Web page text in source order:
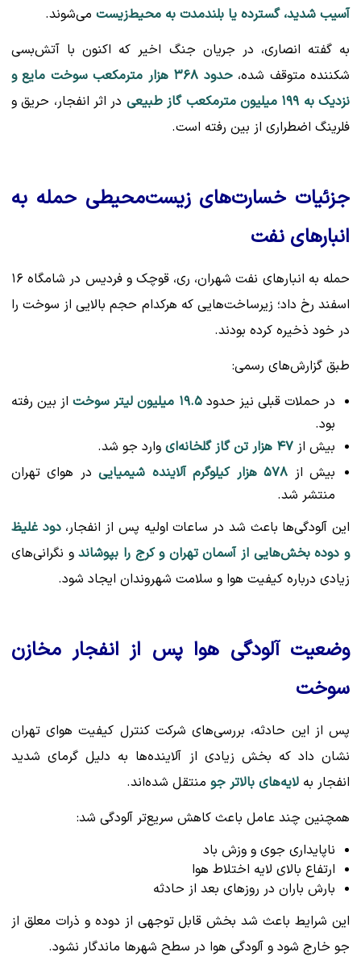
آسیب شدید، گسترده یا بلندمدت به محیط‌زیست می‌شوند.
به گفته انصاری، در جریان جنگ اخیر که اکنون با آتش‌بسی
شکننده متوقف شده،
حدود ۳۶۸ هزار مترمکعب سوخت مایع و
نزدیک به ۱۹۹ میلیون مترمکعب گاز طبیعی
در اثر انفجار، حریق و
فلرینگ اضطراری از بین رفته است.
جزئیات خسارت‌های زیست‌محیطی حمله به
انبارهای نفت
حمله به انبارهای نفت شهران، ری، قوچک و فردیس در شامگاه ۱۶
اسفند رخ داد؛ زیرساخت‌هایی که هرکدام حجم بالایی از سوخت را
در خود ذخیره کرده بودند.
طبق گزارش‌های رسمی:
در حملات قبلی نیز حدود۱۹.۵ میلیون لیتر سوخت
از بین رفته
بود.
بیش از ۴۷ هزار تن گاز گلخانه‌ای
وارد جو شد.
بیش از ۵۷۸ هزار کیلوگرم آلاینده شیمیایی
در هوای تهران
منتشر شد.
این آلودگی‌ها باعث شد در ساعات اولیه پس از انفجار،دود غلیظ
و دوده بخش‌هایی از آسمان تهران و کرج را بپوشاندو نگرانی‌های
زیادی درباره کیفیت هوا و سلامت شهروندان ایجاد شود.
وضعیت آلودگی هوا پس از انفجار مخازن
سوخت
پس از این حادثه، بررسی‌های شرکت کنترل کیفیت هوای تهران
نشان داد که بخش زیادی از آلاینده‌ها به دلیل گرمای شدید
انفجار به لایه‌های بالاتر جو منتقل شده‌اند.
همچنین چند عامل باعث کاهش سریع‌تر آلودگی شد:
ناپایداری جوی و وزش باد
ارتفاع بالای لایه اختلاط هوا
بارش باران در روزهای بعد از حادثه
این شرایط باعث شد بخش قابل توجهی از دوده و ذرات معلق از
جو خارج شود و آلودگی هوا در سطح شهرها ماندگار نشود.